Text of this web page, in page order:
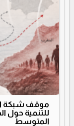
موقف شبكة
للتنمية حول
المتوسط